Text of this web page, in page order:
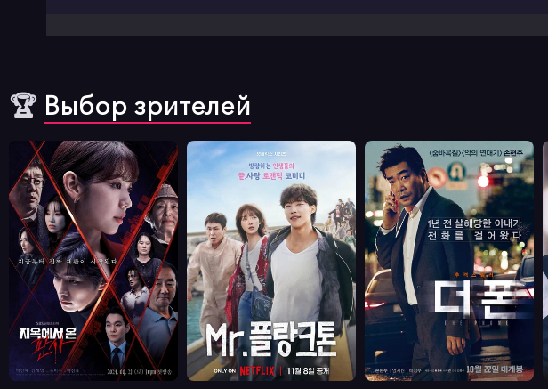
🏆 Выбор зрителей